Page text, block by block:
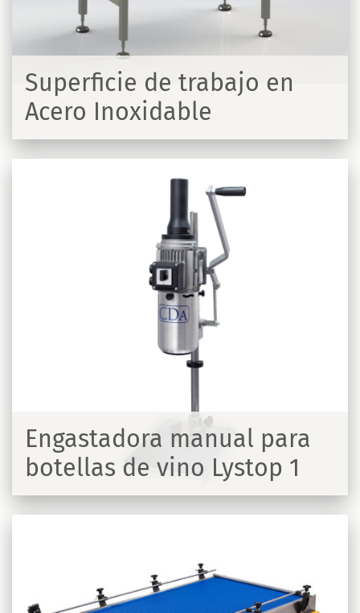
Superficie de trabajo en
Acero Inoxidable
Engastadora manual para
botellas de vino Lystop 1